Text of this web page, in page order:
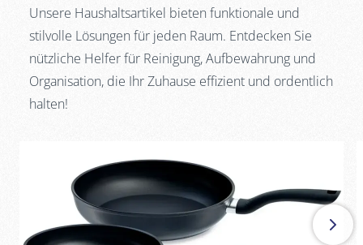
Unsere Haushaltsartikel bieten funktionale und
stilvolle Lösungen für jeden Raum. Entdecken Sie
nützliche Helfer für Reinigung, Aufbewahrung und
Organisation, die Ihr Zuhause effizient und ordentlich
halten!